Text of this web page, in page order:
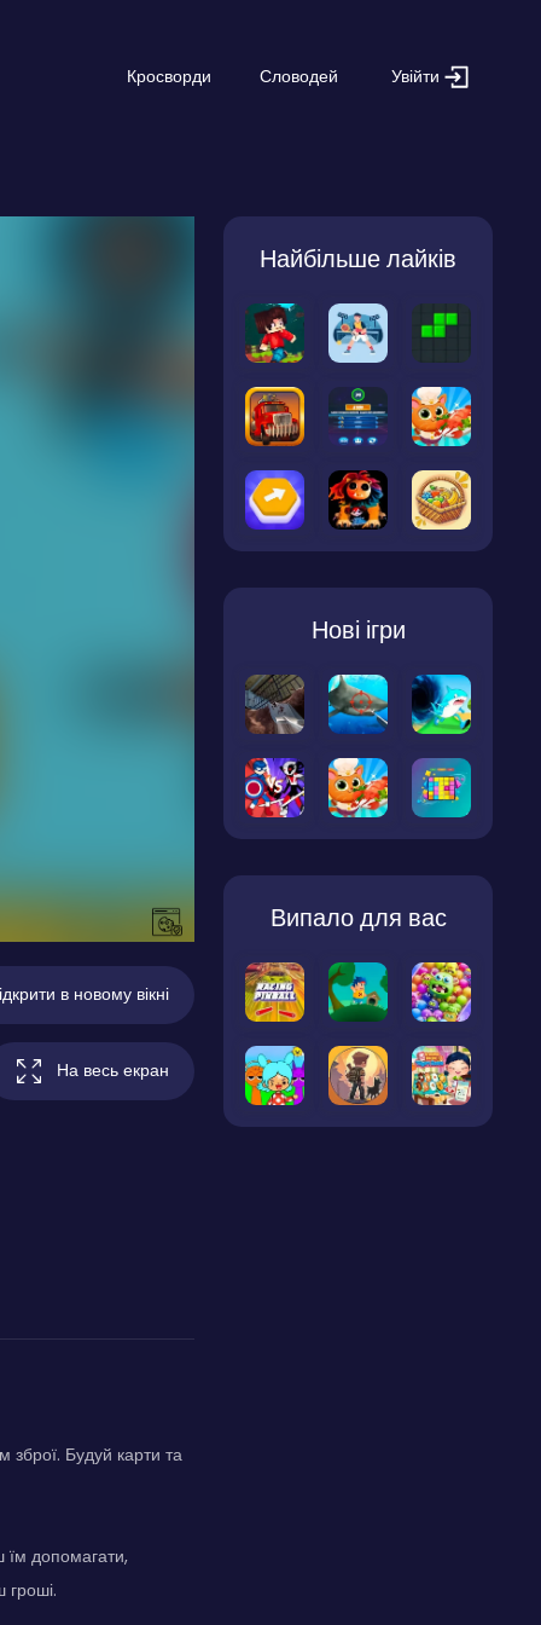
Кросворди Словодей Увійти
в новому вікні
На весь екран
Будуй карти та
їм допомагати,
гроші.
Найбільше лайків
Нові ігри
Випало для вас